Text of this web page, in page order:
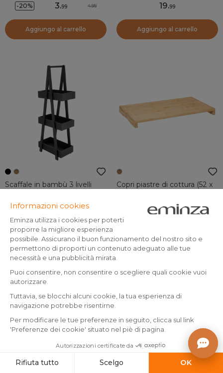
-20% 3.99 4.99
Aggiungo al carrello
19.99
Aggiungo al carrello
Scaffale in bambù 3 livelli
Prodotto disponibile
-20% 19 .99 24.99
Aggiungo al carrello
Copri piastre di cottura (52 x
disponibile
Aggiungo al carrello